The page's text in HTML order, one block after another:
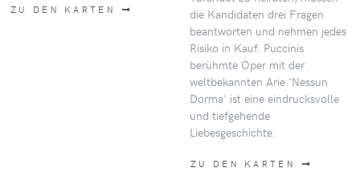
ZU DEN KARTEN
die Kandidaten drei Fragen
beantworten und nehmen jedes
Risiko in Kauf. Puccinis
berühmte Oper mit der
weltbekannten Arie 'Nessun
Dorma' ist eine eindrucksvolle
und tiefgehende
Liebesgeschichte.
ZU DEN KARTEN